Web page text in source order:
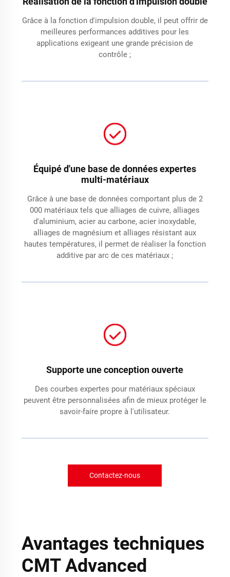
Grâce à la fonction d'impulsion double, il peut offrir de
meilleures performances additives pour les
applications exigeant une grande précision de
contrôle ;
Équipé d'une base de données expertes
multi-matériaux
Grâce à une base de données comportant plus de 2
000 matériaux tels que alliages de cuivre, alliages
d'aluminium, acier au carbone, acier inoxydable,
alliages de magnésium et alliages résistant aux
hautes températures, il permet de réaliser la fonction
additive par arc de ces matériaux ;
Supporte une conception ouverte
Des courbes expertes pour matériaux spéciaux
peuvent être personnalisées afin de mieux protéger le
savoir-faire propre à l'utilisateur.
Contactez-nous
Avantages techniques
CMT Advanced